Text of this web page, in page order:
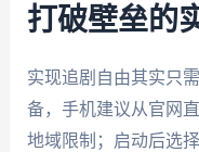
打破壁垒的
实现追剧自由其实只
备，手机建议从官网
地域限制；启动后选